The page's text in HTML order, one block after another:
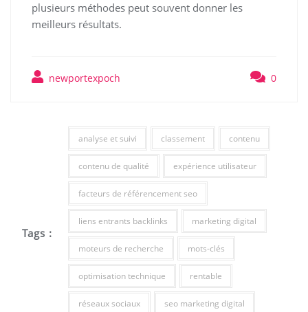
plusieurs méthodes peut souvent donner les
meilleurs résultats.
newportexpoch 0
Tags :
analyse et suivi classement contenu
contenu de qualité expérience utilisateur
facteurs de référencement seo
liens entrants backlinks marketing digital
moteurs de recherche mots-clés
optimisation technique rentable
réseaux sociaux seo marketing digital